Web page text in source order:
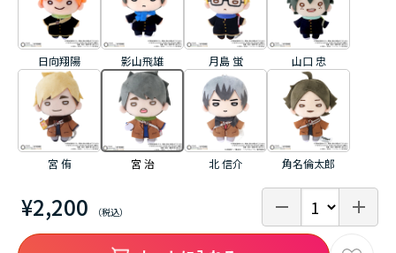
¥2,200
日向翔陽 影山飛雄 月島 蛍 山口 忠
宮 侑 宮 治 北 信介 角名倫太郎